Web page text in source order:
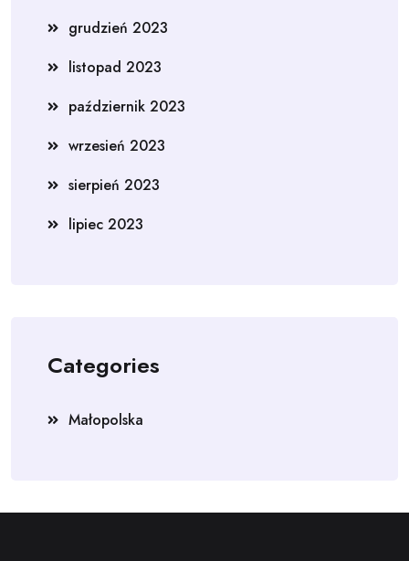
grudzień 2023
listopad 2023
październik 2023
wrzesień 2023
sierpień 2023
lipiec 2023
Categories
Małopolska